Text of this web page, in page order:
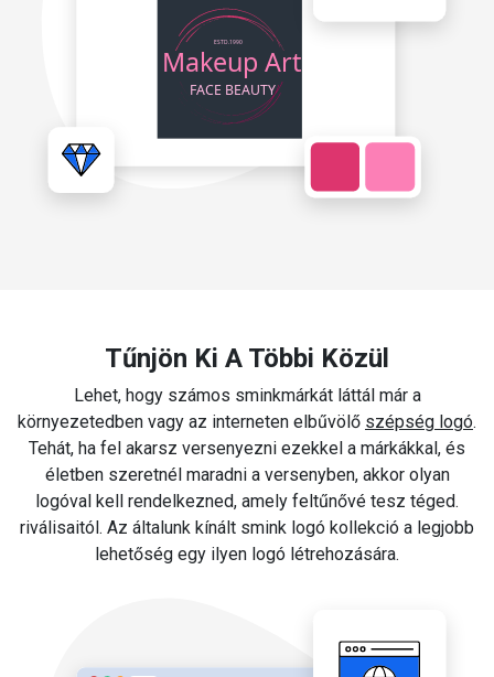
Tűnjön Ki A Többi Közül
Lehet, hogy számos sminkmárkát láttál már a
környezetedben vagy az interneten elbűvölő szépség logó.
Tehát, ha fel akarsz versenyezni ezekkel a márkákkal, és
életben szeretnél maradni a versenyben, akkor olyan
logóval kell rendelkezned, amely feltűnővé tesz téged.
riválisaitól. Az általunk kínált smink logó kollekció a legjobb
lehetőség egy ilyen logó létrehozására.